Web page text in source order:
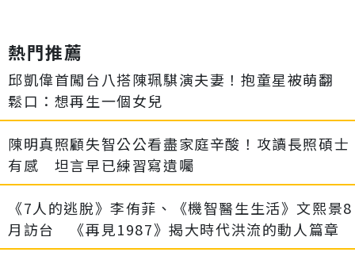
熱門推薦
邱凱偉首闖台八搭陳珮騏演夫妻！抱童星被萌翻
鬆口：想再生一個女兒
陳明真照顧失智公公看盡家庭辛酸！攻讀長照碩士
有感 坦言早已練習寫遺囑
《7人的逃脫》李侑菲、《機智醫生生活》文熙景8
月訪台 《再見1987》揭大時代洪流的動人篇章